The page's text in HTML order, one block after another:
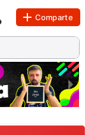
Comparte